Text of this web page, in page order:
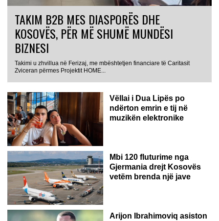
TAKIM B2B MES DIASPORËS DHE
KOSOVËS, PËR MË SHUMË MUNDËSI
BIZNESI
Takimi u zhvillua në Ferizaj, me mbështetjen financiare të Caritasit
Zviceran përmes Projektit HOME...
Vëllai i Dua Lipës po
ndërton emrin e tij në
muzikën elektronike
GJERMANI
Mbi 120 fluturime nga
Gjermania drejt Kosovës
vetëm brenda një jave
Arijon Ibrahimoviq asiston